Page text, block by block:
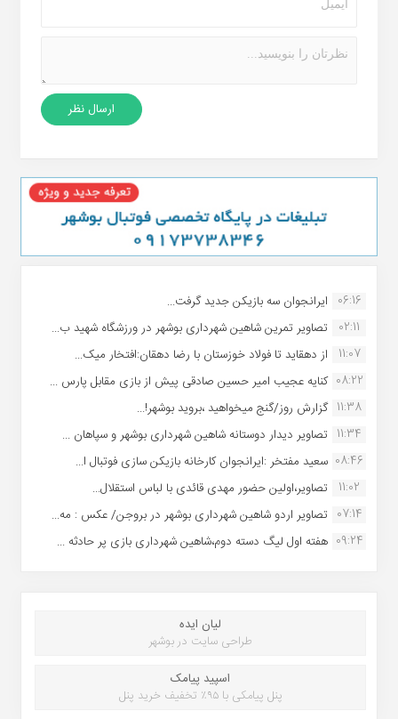
06:16 ایرانجوان سه بازیکن جدید گرفت...
02:11
تصاویر تمرین شاهین شهردارى بوشهر در ورزشگاه شهید ب...
11:07
از دهقاید تا فولاد خوزستان با رضا دهقان:افتخار میک...
08:22 کنایه عجیب امیر حسین صادقی پیش از بازی مقابل پارس ...
11:38 گزارش روز/گنج میخواهید ،بروید بوشهر!...
11:34 تصاویر دیدار دوستانه شاهین شهردارى بوشهر و سپاهان ...
08:46 سعید مفتخر :ایرانجوان کارخانه بازیکن سازی فوتبال ا...
11:02
تصاویر،اولین حضور مهدی قائدی با لباس استقلال...
07:14 تصاویر اردو شاهین شهرداری بوشهر در بروجن/ عکس : مه...
09:24 هفته اول لیگ دسته دوم،شاهین شهرداری بازی پر حادثه ...
لیان ایده
طراحی سایت در بوشهر
اسپید پیامک
پنل پیامکی با ۹۵٪ تخفیف خرید پنل